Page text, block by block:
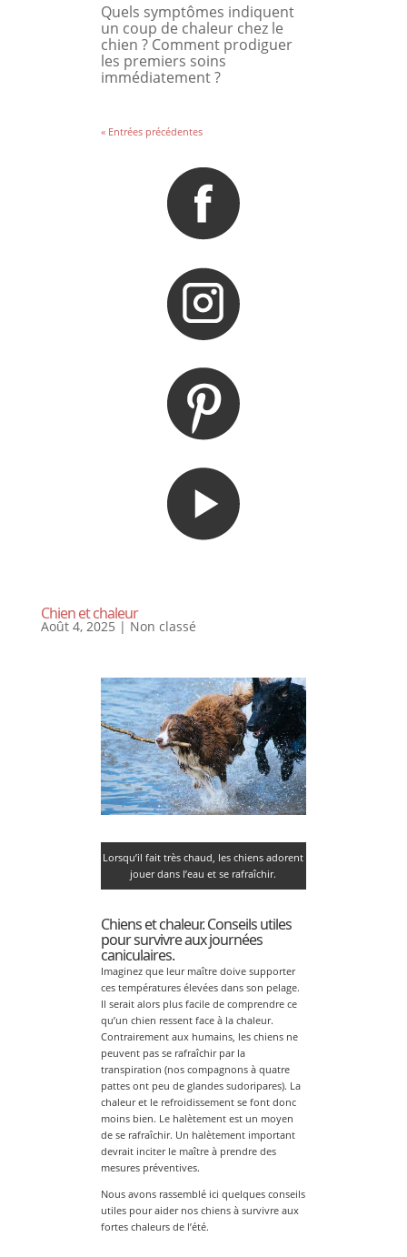
Quels symptômes indiquent
un coup de chaleur chez le
chien ? Comment prodiguer
les premiers soins
immédiatement ?
« Entrées précédentes
Chien et chaleur
Août 4, 2025 | Non classé
Lorsqu’il fait très chaud, les chiens adorent
jouer dans l’eau et se rafraîchir.
Chiens et chaleur. Conseils utiles
pour survivre aux journées
caniculaires.
Imaginez que leur maître doive supporter
ces températures élevées dans son pelage.
Il serait alors plus facile de comprendre ce
qu’un chien ressent face à la chaleur.
Contrairement aux humains, les chiens ne
peuvent pas se rafraîchir par la
transpiration (nos compagnons à quatre
pattes ont peu de glandes sudoripares). La
chaleur et le refroidissement se font donc
moins bien. Le halètement est un moyen
de se rafraîchir. Un halètement important
devrait inciter le maître à prendre des
mesures préventives.
Nous avons rassemblé ici quelques conseils
utiles pour aider nos chiens à survivre aux
fortes chaleurs de l’été.